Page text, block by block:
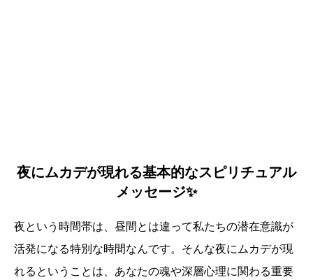
夜にムカデが現れる基本的なスピリチュアル
メッセージ✨
夜という時間帯は、昼間とは違って私たちの潜在意識が
活発になる特別な時間なんです。そんな夜にムカデが現
れるということは、あなたの魂や深層心理に関わる重要